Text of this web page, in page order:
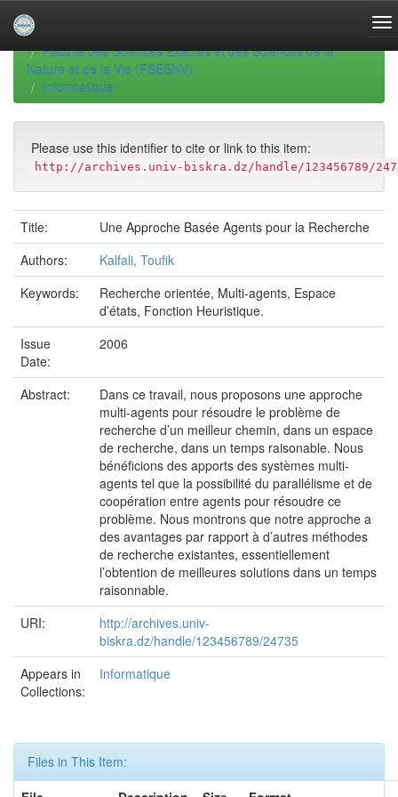
navigationUniversity of Biskra Repository
Faculté des Sciences Exactes et des Sciences de la
Nature et de la Vie (FSESNV)
Informatique
Please use this identifier to cite or link to this item:
http://archives.univ-biskra.dz/handle/123456789/
Title:
Une Approche Basée Agents pour la Recherche
Authors:
Kalfali, Toufik
Keywords:
Recherche orientée, Multi-agents, Espace
d’états, Fonction Heuristique.
Issue
Date:
2006
Abstract:
Dans ce travail, nous proposons une approche
multi-agents pour résoudre le problème de
recherche d’un meilleur chemin, dans un espace
de recherche, dans un temps raisonable. Nous
bénéficions des apports des systèmes multi-
agents tel que la possibilité du parallélisme et de
coopération entre agents pour résoudre ce
problème. Nous montrons que notre approche a
des avantages par rapport à d’autres méthodes
de recherche existantes, essentiellement
l’obtention de meilleures solutions dans un temps
raisonnable.
URI:
http://archives.univ-
biskra.dz/handle/123456789/24735
Appears in
Collections:
Informatique
Files in This Item: